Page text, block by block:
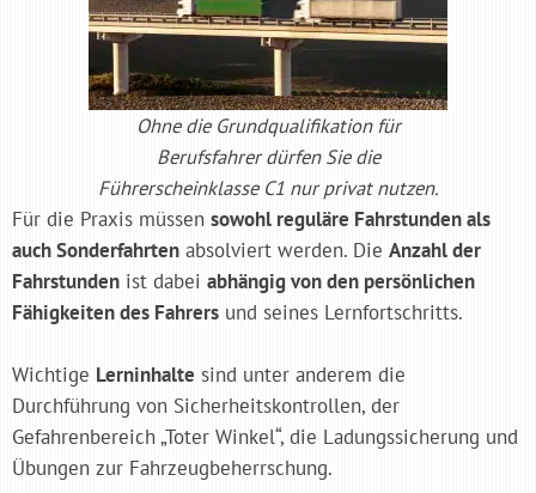
Ohne die Grundqualifikation für
Berufsfahrer dürfen Sie die
Führerscheinklasse C1 nur privat nutzen.
Für die Praxis müssen sowohl reguläre Fahrstunden als
auch Sonderfahrten absolviert werden. Die Anzahl der
Fahrstunden ist dabei abhängig von den persönlichen
Fähigkeiten des Fahrers und seines Lernfortschritts.
Wichtige Lerninhalte sind unter anderem die
Durchführung von Sicherheitskontrollen, der
Gefahrenbereich „Toter Winkel“, die Ladungssicherung und
Übungen zur Fahrzeugbeherrschung.